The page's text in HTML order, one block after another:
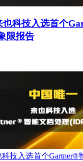
也科技入选首个
限报告
技入选首个Gartner®